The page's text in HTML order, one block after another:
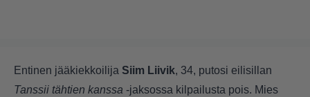
Entinen jääkiekkoilija Siim Liivik, 34, putosi eilisillan
Tanssii tähtien kanssa -jaksossa kilpailusta pois. Mies